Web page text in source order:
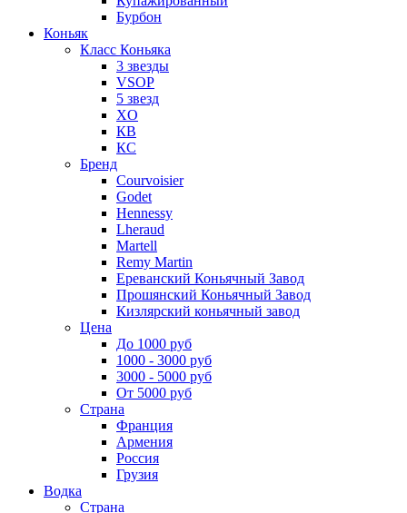
Бурбон
Коньяк
Класс Коньяка
3 звезды
VSOP
5 звезд
XO
КВ
КС
Бренд
Courvoisier
Godet
Hennessy
Lheraud
Martell
Remy Martin
Ереванский Коньячный Завод
Прошянский Коньячный Завод
Кизлярский коньячный завод
Цена
До 1000 руб
1000 - 3000 руб
3000 - 5000 руб
От 5000 руб
Страна
Франция
Армения
Россия
Грузия
Водка
Страна